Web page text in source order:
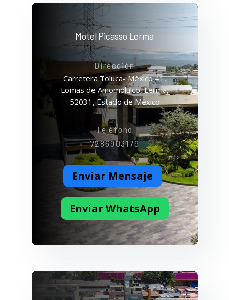
Motel Picasso Lerma
Dirección
Carretera Toluca- México 41,
Lomas de Amomolulco, Lerma,
52031, Estado de México
Teléfono
7286903179
Enviar Mensaje
Enviar WhatsApp